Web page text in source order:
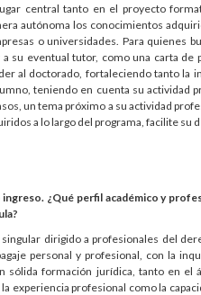
central tanto en el proyecto
autónoma los conocimientos
o universidades. Para quienes
su eventual tutor, como una carta de
al doctorado, fortaleciendo tanto la
teniendo en cuenta su actividad
un tema próximo a su actividad
a lo largo del programa, facilite su
¿Qué perfil académico y
dirigido a profesionales del
personal y profesional, con la
sólida formación jurídica, tanto en el
experiencia profesional como la